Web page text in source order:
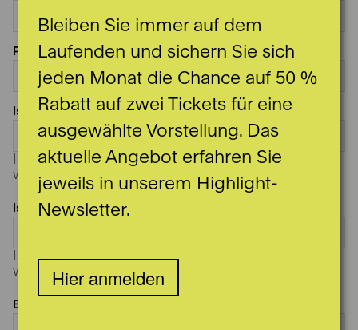
Preiskategorie
Ist die Kategorie ausgebucht, bestelle ich
Ist die gewünschte Preiskategorie ausgebucht,
wünsche ich:
Ist die Kategorie ausgebucht, bestelle ich
Ist die gewünschte Preiskategorie ausgebucht,
wünsche ich:
Bemerkung/Sitzplatzwunsch
Bleiben Sie immer auf dem
Laufenden und sichern Sie sich
jeden Monat die Chance auf 50 %
Rabatt auf zwei Tickets für eine
ausgewählte Vorstellung. Das
aktuelle Angebot erfahren Sie
jeweils in unserem Highlight-
Newsletter.
Hier anmelden